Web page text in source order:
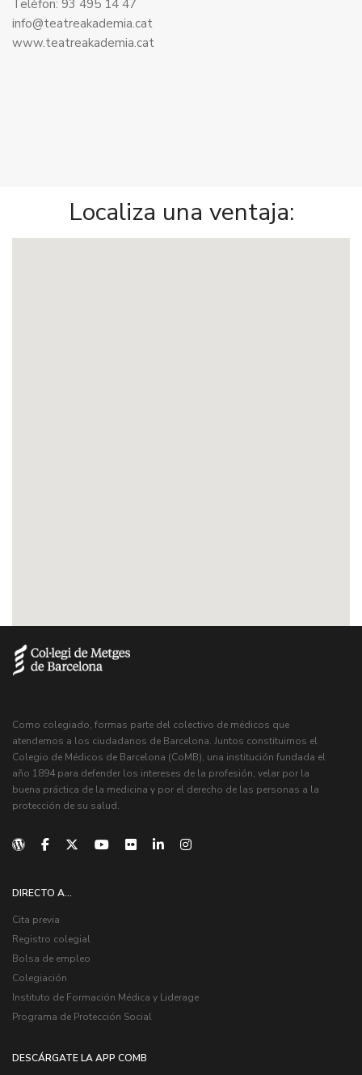
Telèfon: 93 495 14 47
info@teatreakademia.cat
www.teatreakademia.cat
Localiza una ventaja:
Como colegiado, formas parte del colectivo de médicos que
atendemos a los ciudadanos de Barcelona. Juntos constituimos el
Colegio de Médicos de Barcelona (CoMB), una institución fundada el
año 1894 para defender los intereses de la profesión, velar por la
buena práctica de la medicina y por el derecho de las personas a la
protección de su salud.
DIRECTO A...
Cita previa
Registro colegial
Bolsa de empleo
Colegiación
Instituto de Formación Médica y Liderage
Programa de Protección Social
DESCÁRGATE LA APP COMB